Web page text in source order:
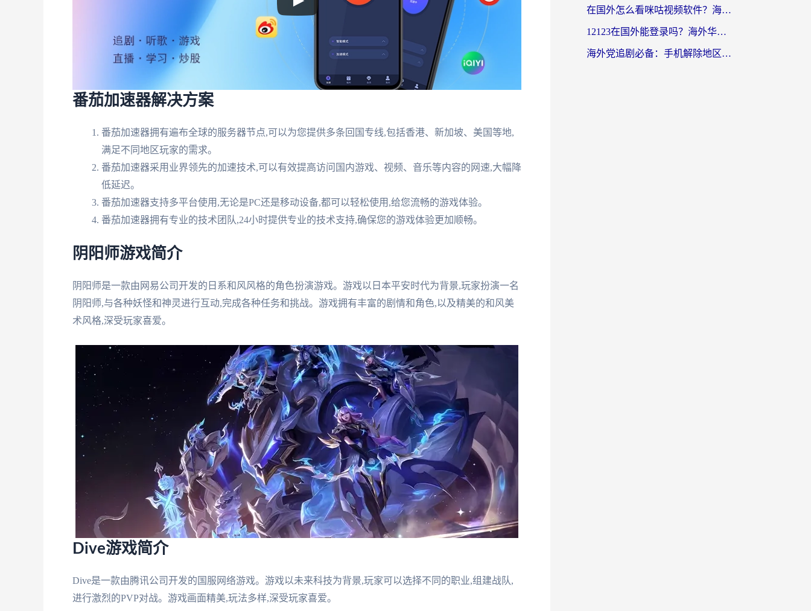
番茄加速器解决方案
番茄加速器拥有遍布全球的服务器节点,可以为您提供多条回国专线,包括香港、新加坡、美国等地,
满足不同地区玩家的需求。
番茄加速器采用业界领先的加速技术,可以有效提高访问国内游戏、视频、音乐等内容的网速,大幅降
低延迟。
番茄加速器支持多平台使用,无论是PC还是移动设备,都可以轻松使用,给您流畅的游戏体验。
番茄加速器拥有专业的技术团队,24小时提供专业的技术支持,确保您的游戏体验更加顺畅。
阴阳师游戏简介
阴阳师是一款由网易公司开发的日系和风风格的角色扮演游戏。游戏以日本平安时代为背景,玩家扮演一名
阴阳师,与各种妖怪和神灵进行互动,完成各种任务和挑战。游戏拥有丰富的剧情和角色,以及精美的和风美
术风格,深受玩家喜爱。
Dive游戏简介
Dive是一款由腾讯公司开发的国服网络游戏。游戏以未来科技为背景,玩家可以选择不同的职业,组建战队,
进行激烈的PVP对战。游戏画面精美,玩法多样,深受玩家喜爱。
在国外怎么看咪咕视频软件？海外党亲测有效的回国加速方案
12123在国外能登录吗？海外华人必看的回国加速实用指南
海外党追剧必备：手机解除地区限制app怎么选？解决央视视频&国内剧地区限制全指南